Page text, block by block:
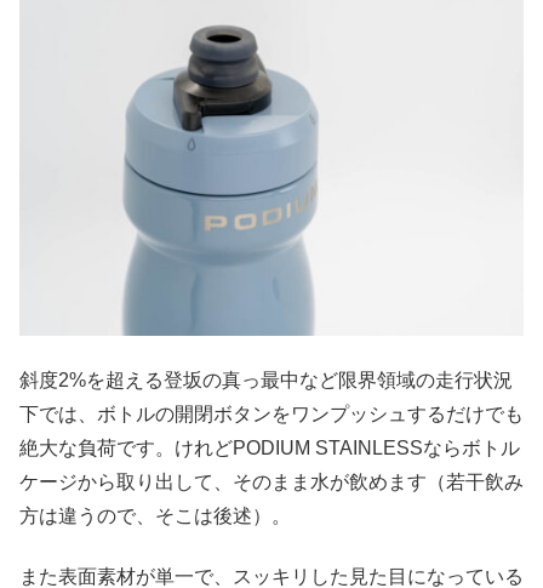
斜度2%を超える登坂の真っ最中など限界領域の走行状況
下では、ボトルの開閉ボタンをワンプッシュするだけでも
絶大な負荷です。けれどPODIUM STAINLESSならボトル
ケージから取り出して、そのまま水が飲めます（若干飲み
方は違うので、そこは後述）。
また表面素材が単一で、スッキリした見た目になっている